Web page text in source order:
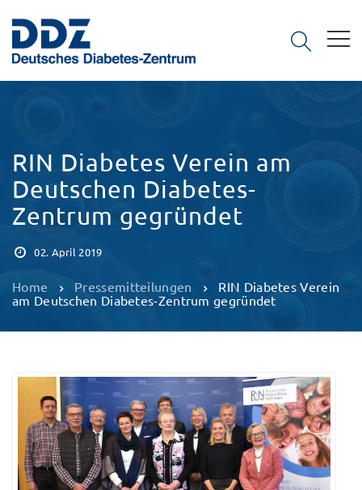
RIN Diabetes Verein am
Deutschen Diabetes-
Zentrum gegründet
02. April 2019
Home Pressemitteilungen
RIN Diabetes Verein
am Deutschen Diabetes-Zentrum gegründet